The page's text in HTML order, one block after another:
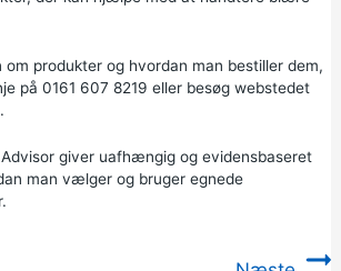
om produkter og hvordan man bestiller dem,
på 0161 607 8219 eller besøg webstedet
giver uafhængig og evidensbaseret
man vælger og bruger egnede